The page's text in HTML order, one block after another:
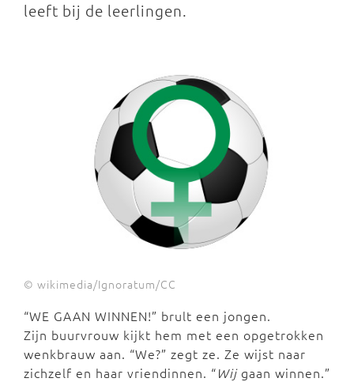
leeft bij de leerlingen.
© wikimedia/Ignoratum/CC
“WE GAAN WINNEN!” brult een jongen.
Zijn buurvrouw kijkt hem met een opgetrokken
wenkbrauw aan. “We?” zegt ze. Ze wijst naar
zichzelf en haar vriendinnen. “Wijgaan winnen.”